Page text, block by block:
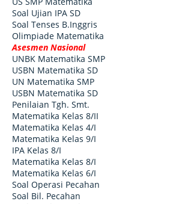
Soal Ujian IPA SD
Soal Tenses B.Inggris
Olimpiade Matematika
Asesmen Nasional
UNBK Matematika SMP
USBN Matematika SD
UN Matematika SMP
USBN Matematika SD
Penilaian Tgh. Smt.
Matematika Kelas 8/II
Matematika Kelas 4/I
Matematika Kelas 9/I
IPA Kelas 8/I
Matematika Kelas 8/I
Matematika Kelas 6/I
Soal Operasi Pecahan
Soal Bil. Pecahan